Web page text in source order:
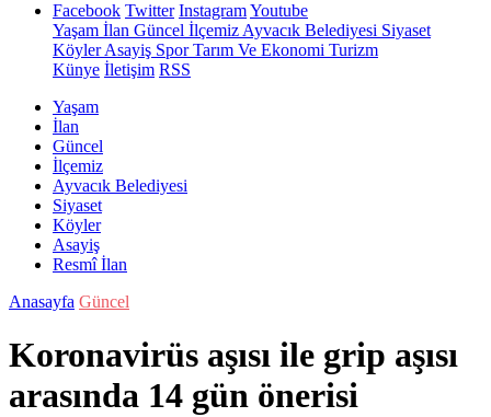
Facebook Twitter InstagramYoutube
Yaşam İlan Güncel İlçemiz Ayvacık Belediyesi Siyaset
KöylerAsayiş SporTarım Ve Ekonomi Turizm
Künye İletişim RSS
Yaşam
İlan
Güncel
İlçemiz
Ayvacık Belediyesi
Siyaset
Köyler
Asayiş
Resmî İlan
Anasayfa Güncel
Koronavirüs aşısı ile grip aşısı
arasında 14 gün önerisi